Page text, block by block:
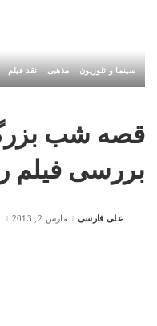
سینما و تلوزیون مذهبی نقد فیلم
قصه شب
بررسی فیلم
Postedعلی فارسی مارس 2, 2013